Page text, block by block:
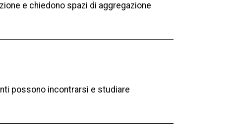
e chiedono spazi di aggregazione
possono incontrarsi e studiare